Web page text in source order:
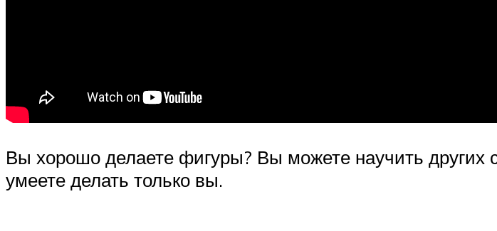
Вы хорошо делаете фигуры? Вы можете научить
умеете делать только вы.